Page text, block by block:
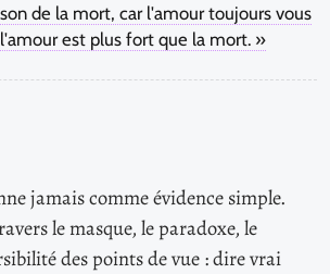
de la mort, car l'amour toujours vous
est plus fort que la mort. »
jamais comme évidence simple.
le masque, le paradoxe, le
des points de vue : dire vrai